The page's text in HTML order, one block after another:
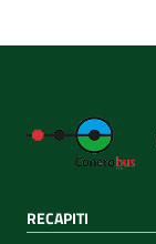
RECAPITI